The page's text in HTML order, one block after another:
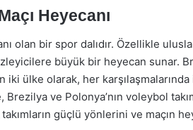
Heyecanı
olan bir spor dalıdır. Özellikle
büyük bir heyecan sunar.
ülke olarak, her
ve Polonya’nın voleybol
güçlü yönlerini ve maçın